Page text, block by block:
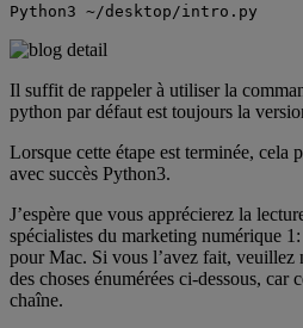
Python3 ~/desktop/intro.py
Il suffit de rappeler à utiliser la
python par défaut est toujours la
Lorsque cette étape est terminée, cela
avec succès Python3.
J’espère que vous apprécierez la
spécialistes du marketing numérique
pour Mac. Si vous l’avez fait, veuillez
des choses énumérées ci-dessous, car
chaîne.